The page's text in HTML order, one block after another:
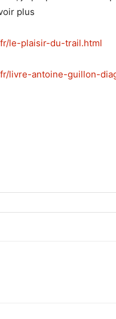
plus
le-plaisir-du-trail.html
livre-antoine-guillon-